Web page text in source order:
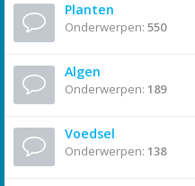
Planten
Onderwerpen: 550
Algen
Onderwerpen: 189
Voedsel
Onderwerpen: 138